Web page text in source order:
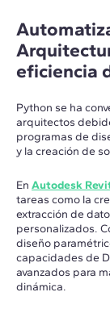
eficiencia
Python se ha
arquitectos
programas de
y la creación de
En Autodesk
tareas como la
extracción de
personalizados.
diseño
capacidades de
avanzados para
dinámica.